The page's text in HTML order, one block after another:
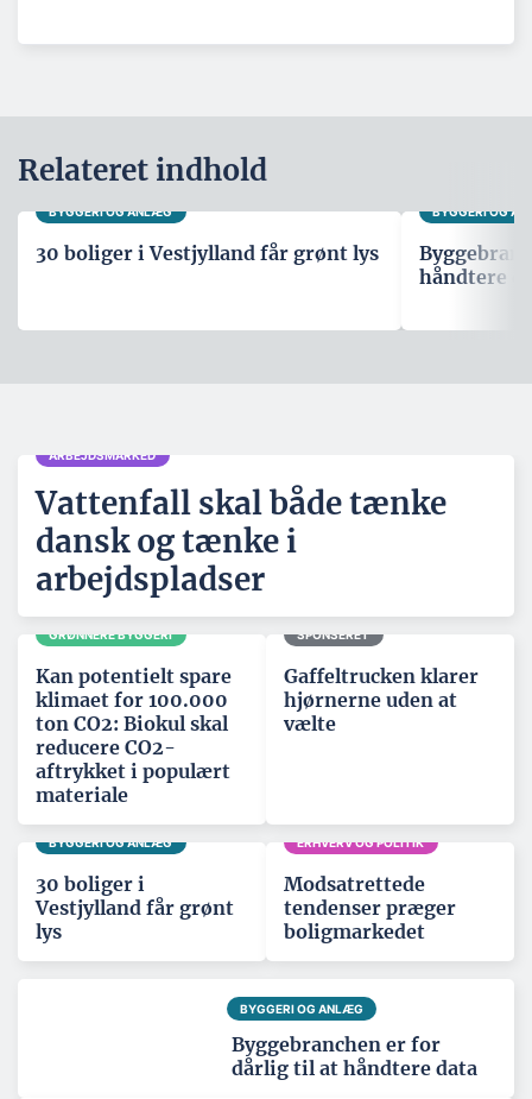
Relateret indhold
BYGGERI OG ANLÆG
30 boliger i Vestjylland får grønt lys
BYGGERI OG
håndtere
ARBEJDSMARKED
Vattenfall skal både tænke
dansk og tænke i
arbejdspladser
GRØNNERE BYGGERI
Kan potentielt spare
klimaet for 100.000
ton CO2: Biokul skal
reducere CO2-
aftrykket i populært
materiale
SPONSERET
Gaffeltrucken klarer
hjørnerne uden at
vælte
BYGGERI OG ANLÆG
30 boliger i
Vestjylland får grønt
lys
ERHVERV OG POLITIK
Modsatrettede
tendenser præger
boligmarkedet
BYGGERI OG ANLÆG
Byggebranchen er for
dårlig til at håndtere data